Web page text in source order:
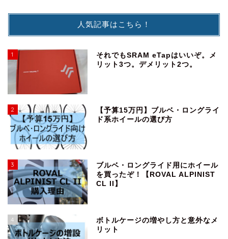
人気記事はこちら！
1
それでもSRAM eTapはいいぞ。メ
リット3つ。デメリット2つ。
2
【予算15万円】ブルベ・ロングライ
ド系ホイールの選び方
3
ブルベ・ロングライド用にホイール
を買ったぞ！【ROVAL ALPINIST
CL II】
4
ボトルケージの増やし方と意外なメ
リット